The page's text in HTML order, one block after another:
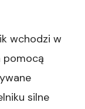
wchodzi w
pomocą
silne